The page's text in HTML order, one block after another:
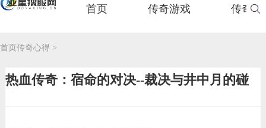
首页 传奇游戏 传奇玩
首页 >
传奇心得
热血传奇：宿命的对决--裁决与井中月的碰